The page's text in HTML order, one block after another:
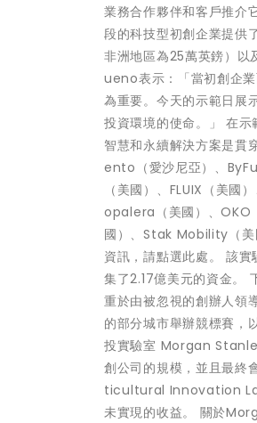
業務合作夥伴和客戶推介
段的科技型初創企業提供
非洲地區為25萬英鎊）
ueno表示：「當初創企
為重要。今天的示範日展
投資環境的使命。」 在
智慧和永續解決方案是
ento（愛沙尼亞）、
（美國）、FLUIX（美
opalera（美國）、OKO
國）、Stak Mobility（美
資訊，請點選此處。 該
集了2.17億美元的資金。
重於由被忽視的創辦人領
的部分城市舉辦競標賽
投實驗室 Morgan
創公司的規模，並且最終
ticultural Innovation Lab
未實現的收益。 關於